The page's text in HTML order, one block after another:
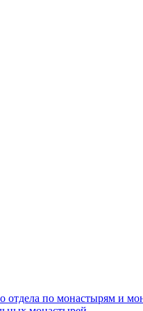
отдела по монастырям и